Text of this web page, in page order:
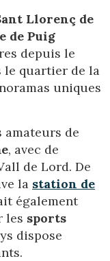
Llorenç de
de Puig
depuis le
le quartier de la
uniques
amateurs de
, avec de
de Lord. De
la station de
également
les sports
dispose